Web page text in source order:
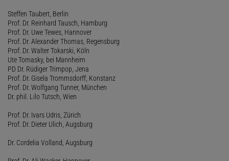
Steffen Taubert, Berlin
Prof. Dr. Reinhard Tausch, Hamburg
Prof. Dr. Uwe Tewes, Hannover
Prof. Dr. Alexander Thomas, Regensburg
Prof. Dr. Walter Tokarski, Köln
Ute Tomasky, bei Mannheim
PD Dr. Rüdiger Trimpop, Jena
Prof. Dr. Gisela Trommsdorff, Konstanz
Prof. Dr. Wolfgang Tunner, München
Dr. phil. Lilo Tutsch, Wien
Prof. Dr. Ivars Udris, Zürich
Prof. Dr. Dieter Ulich, Augsburg
Dr. Cordelia Volland, Augsburg